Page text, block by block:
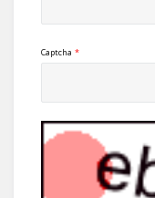
Captcha *